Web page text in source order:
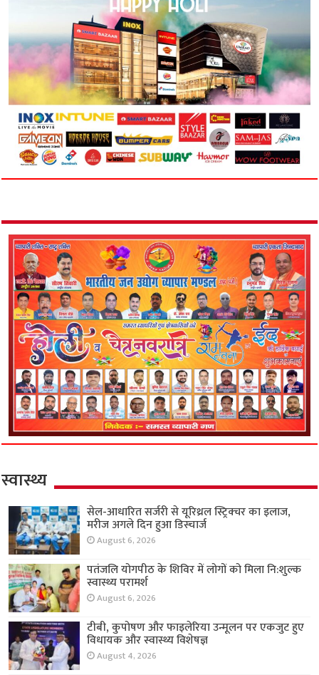
स्वास्थ्य
सेल-आधारित सर्जरी से यूरिथ्रल स्ट्रिक्चर का इलाज,
मरीज अगले दिन हुआ डिस्चार्ज
August 6, 2026
पतंजलि योगपीठ के शिविर में लोगों को मिला नि:शुल्क
स्वास्थ्य परामर्श
August 6, 2026
टीबी, कुपोषण और फाइलेरिया उन्मूलन पर एकजुट हुए
विधायक और स्वास्थ्य विशेषज्ञ
August 4, 2026